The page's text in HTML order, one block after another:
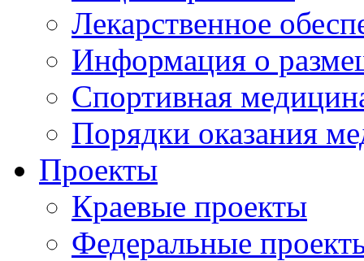
Лекарственное
Информация о
Спортивная
Порядки оказания
Проекты
Краевые проекты
Федеральные